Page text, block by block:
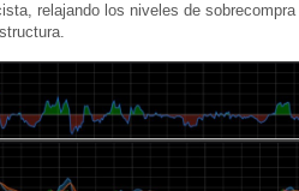
relajando los niveles de sobrecompra